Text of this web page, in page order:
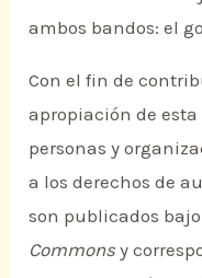
ambos bandos: el
Con el fin de
apropiación de
personas y
a los derechos de
son publicados
Commons y